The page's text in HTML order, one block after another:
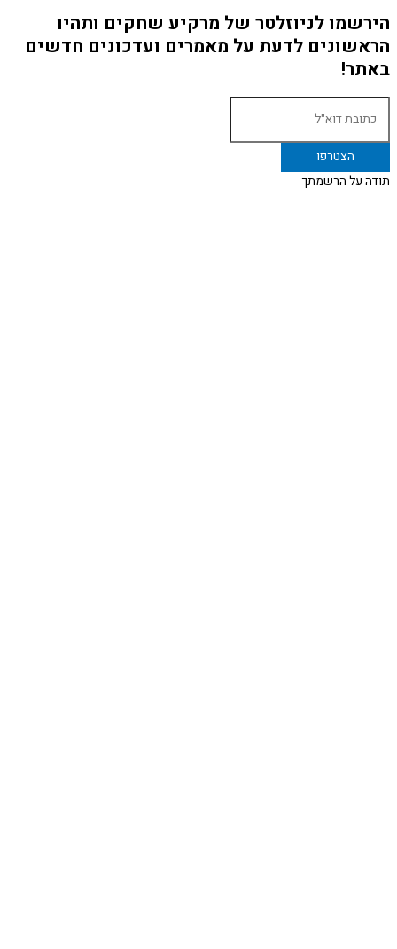
הירשמו לניוזלטר של מרקיע שחקים ותהיו
הראשונים לדעת על מאמרים ועדכונים חדשים
באתר!
תודה על הרשמתך